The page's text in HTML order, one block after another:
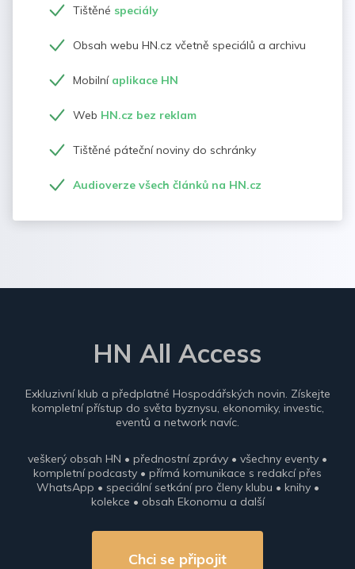
Tištěné speciály
Obsah webu HN.cz včetně speciálů a archivu
Mobilní aplikace HN
Web HN.cz bez reklam
Tištěné páteční noviny do schránky
Audioverze všech článků na HN.cz
HN All Access
Exkluzivní klub a předplatné Hospodářských novin. Získejte
kompletní přístup do světa byznysu, ekonomiky, investic,
eventů a network navíc.
veškerý obsah HN • přednostní zprávy • všechny eventy •
kompletní podcasty • přímá komunikace s redakcí přes
WhatsApp • speciální setkání pro členy klubu • knihy •
kolekce • obsah Ekonomu a další
Chci se připojit